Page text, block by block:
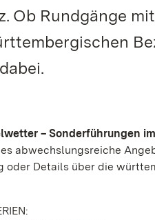
Ob Rundgänge
– Sonderführungen
abwechslungsreiche
oder Details über die